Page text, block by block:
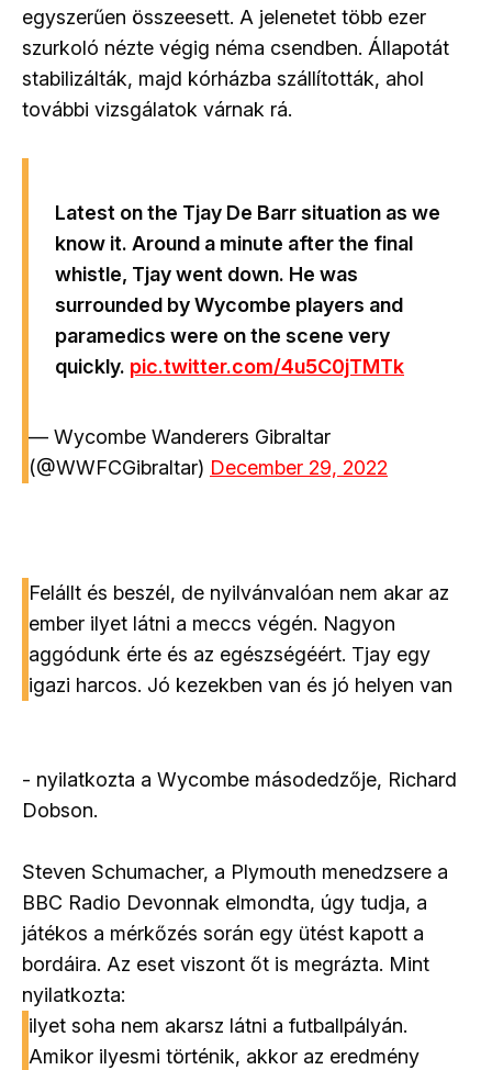
egyszerűen összeesett. A jelenetet több ezer
szurkoló nézte végig néma csendben. Állapotát
stabilizálták, majd kórházba szállították, ahol
további vizsgálatok várnak rá.
Latest on the Tjay De Barr situation as we
know it. Around a minute after the final
whistle, Tjay went down. He was
surrounded by Wycombe players and
paramedics were on the scene very
quickly. pic.twitter.com/4u5C0jTMTk
— Wycombe Wanderers Gibraltar
(@WWFCGibraltar) December 29, 2022
Felállt és beszél, de nyilvánvalóan nem akar az
ember ilyet látni a meccs végén. Nagyon
aggódunk érte és az egészségéért. Tjay egy
igazi harcos. Jó kezekben van és jó helyen van
- nyilatkozta a Wycombe másodedzője, Richard
Dobson.
Steven Schumacher, a Plymouth menedzsere a
BBC Radio Devonnak elmondta, úgy tudja, a
játékos a mérkőzés során egy ütést kapott a
bordáira. Az eset viszont őt is megrázta. Mint
nyilatkozta:
ilyet soha nem akarsz látni a futballpályán.
Amikor ilyesmi történik, akkor az eredmény